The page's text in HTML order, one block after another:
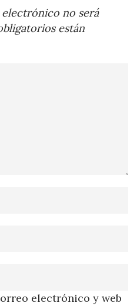
no será
están
electrónico y web